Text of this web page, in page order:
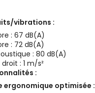
vibrations :
: 67 dB(A)
: 72 dB(A)
: 80 dB(A)
: 1 m/s²
:
ergonomique optimisée :